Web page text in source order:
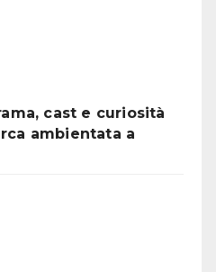
cast e curiosità
ambientata a